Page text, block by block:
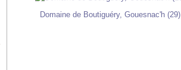
Domaine de Boutiguéry, Gouesnac'h (29)